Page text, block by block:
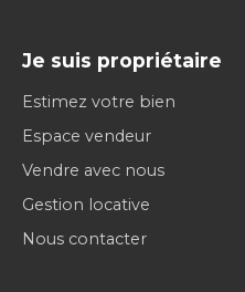
Je suis propriétaire
Estimez votre bien
Espace vendeur
Vendre avec nous
Gestion locative
Nous contacter